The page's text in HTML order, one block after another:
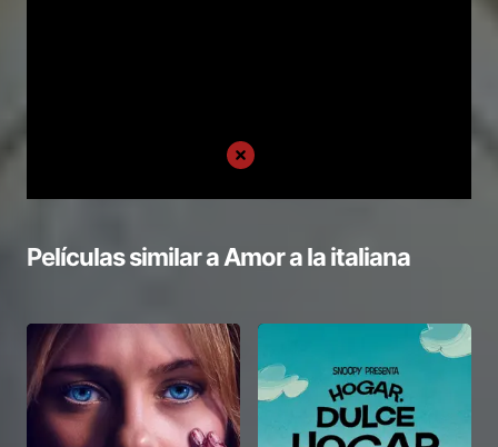
Películas similar aAmor a la italiana